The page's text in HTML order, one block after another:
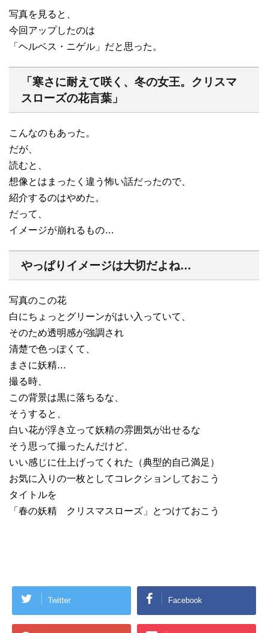
写真を見ると、
今回アップしたのは
「ヘルベス・ニゲル」だと思った。
「寒さに耐えて咲く、冬の女王。クリスマ
スローズの花言葉」
こんなのもあった。
だが、
読むと、
想像とはまったく違う怖い話だったので、
紹介するのはやめた。
だって、
イメージが崩れるもの…
やっぱりイメージは大切だよね…
写真のこの花
白にちょっとグリーンがはい入っていて、
そのため透明感が強調され
清楚で色っぽくて、
まさに妖精…
撮る時、
この背景は黒に落ちるな、
そうすると、
白い花が浮き立って妖精の雰囲気が出せるな
そう思って撮ったんだけど、
いい感じに仕上げってくれた（典型的自己満足）
お気に入りの一枚としてコレクションしておこう
タイトルを
「春の妖精 クリスマスローズ」とつけておこう
Twitter Facebook